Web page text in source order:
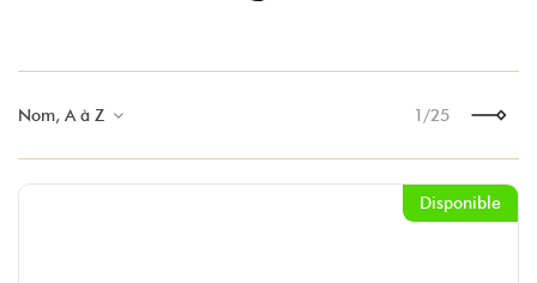
Nom, A à Z
1/25
Disponible